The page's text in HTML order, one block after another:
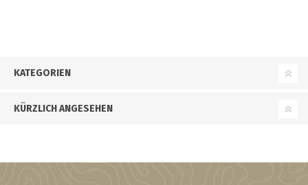
KATEGORIEN
KÜRZLICH ANGESEHEN